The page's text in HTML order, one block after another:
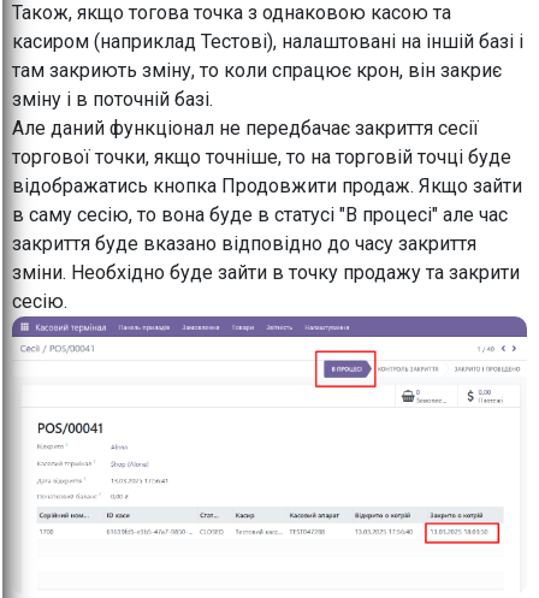
Також, якщо тогова точка з однаковою касою та
касиром (наприклад Тестові), налаштовані на іншій базі і
там закриють зміну, то коли спрацює крон, він закриє
зміну і в поточній базі.
Але даний функціонал не передбачає закриття сесії
торгової точки, якщо точніше, то на торговій точці буде
відображатись кнопка Продовжити продаж. Якщо зайти
в саму сесію, то вона буде в статусі "В процесі" але час
закриття буде вказано відповідно до часу закриття
зміни. Необхідно буде зайти в точку продажу та закрити
сесію.